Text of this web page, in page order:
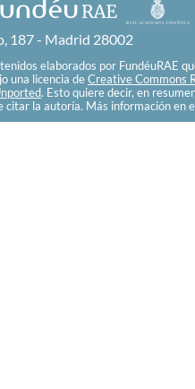
187 - Madrid 28002
elaborados por FundéuRAE
una licencia de Creative Commons
. Esto quiere decir, en
la autoría. Más información en